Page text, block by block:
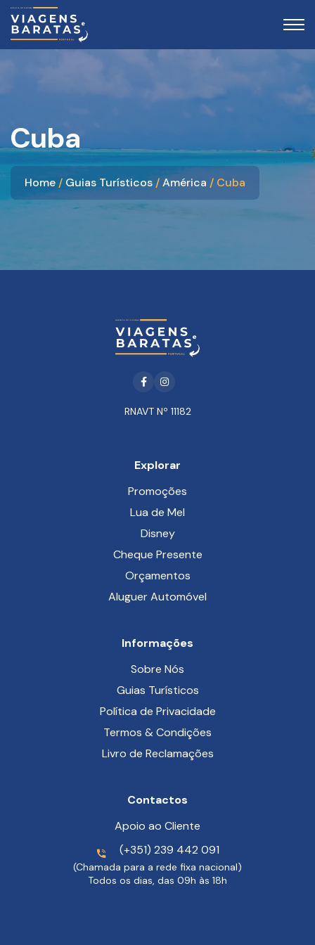
Cuba
Home Guias Turísticos América Cuba
FacebookInstagram
RNAVT Nº 11182
Explorar
Promoções
Lua de Mel
Disney
Cheque Presente
Orçamentos
Aluguer Automóvel
Informações
Sobre Nós
Guias Turísticos
Política de Privacidade
Termos & Condições
Livro de Reclamações
Contactos
Apoio ao Cliente
(+351) 239 442 091
(Chamada para a rede fixa nacional)
Todos os dias, das 09h às 18h